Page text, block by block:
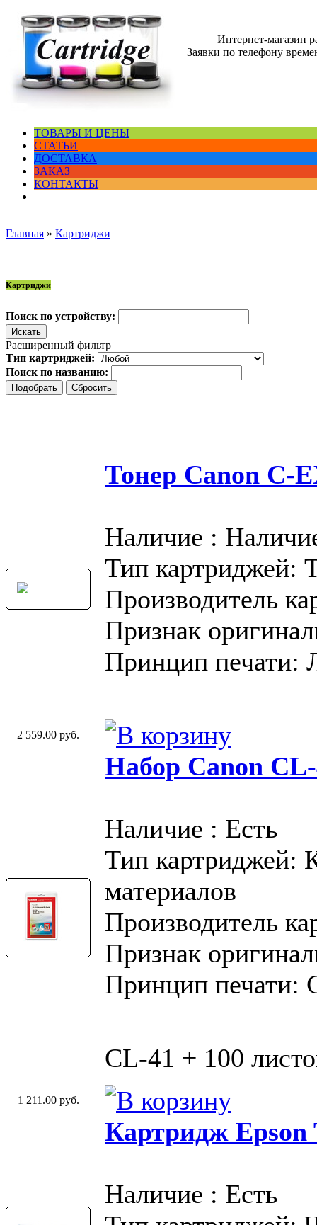
Интернет-магазин
Заявки по телефону
ТОВАРЫ И ЦЕНЫ
СТАТЬИ
ДОСТАВКА
ЗАКАЗ
КОНТАКТЫ
Главная » Картриджи
Картриджи
Поиск по устройству:
Расширенный фильтр
Тип картриджей:
Поиск по названию:
Тонер Canon C-
Наличие :
Тип картриджей:
Производитель
Признак
Принцип печати:
2 559.00 руб.
Набор Canon
Наличие : Есть
Тип картриджей:
материалов
Производитель
Признак
Принцип печати:
CL-41 + 100
1 211.00 руб.
Картридж Epson
Наличие : Есть